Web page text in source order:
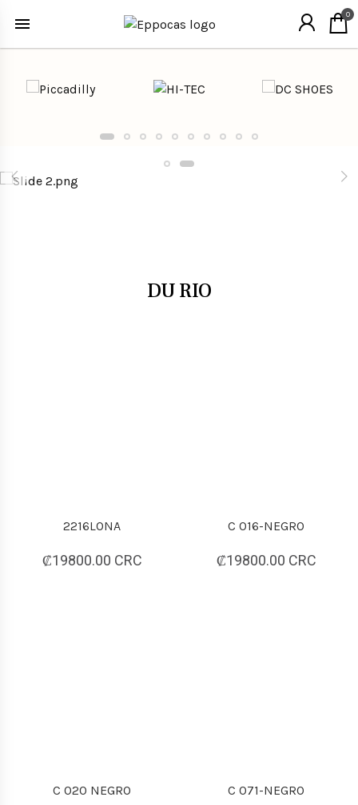
0
DU RIO
2216LONA
₡19800.00 CRC
C 016-NEGRO
₡19800.00 CRC
C 020 NEGRO C 071-NEGRO